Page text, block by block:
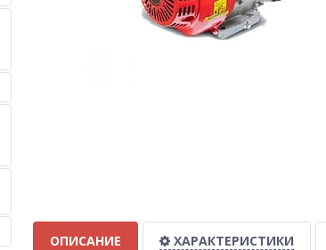
ОПИСАНИЕ ХАРАКТЕРИСТИКИ